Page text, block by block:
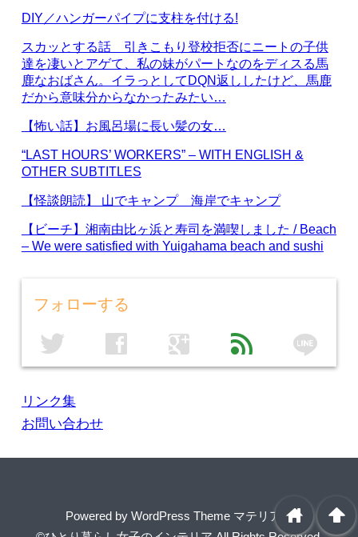
DIY／ハンガーパイプに支柱を付ける!
スカッとする話 引きこもり登校拒否にニートの子供
達を凄いとアゲて、私の妹がパートなのをディスる馬
鹿なおばさん。イラっとしてDQN返ししたけど、馬鹿
だから意味分からなかったみたい…
【怖い話】お風呂場に長い髪の女…
“LAST HOURS’ WORKERS” – WITH ENGLISH &
OTHER SUBTITLES
【怪談朗読】 山でキャンプ 海岸でキャンプ
【ビーチ】湘南由比ヶ浜と寿司を満喫しました / Beach
– We were satisfied with Yuigahama beach and sushi
フォローする
twitter facebook google feed line
リンク集
お問い合わせ
Powered by WordPress Theme マテリアル
arrowup
home